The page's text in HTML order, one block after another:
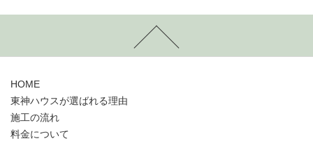
HOME
東神ハウスが選ばれる理由
施工の流れ
料金について